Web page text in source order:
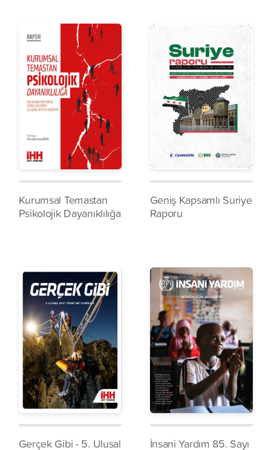
Kurumsal Temastan
Psikolojik Dayanıklılığa
Geniş Kapsamlı Suriye
Raporu
Gerçek Gibi - 5. Ulusal
İnsani Yardım 85. Sayı